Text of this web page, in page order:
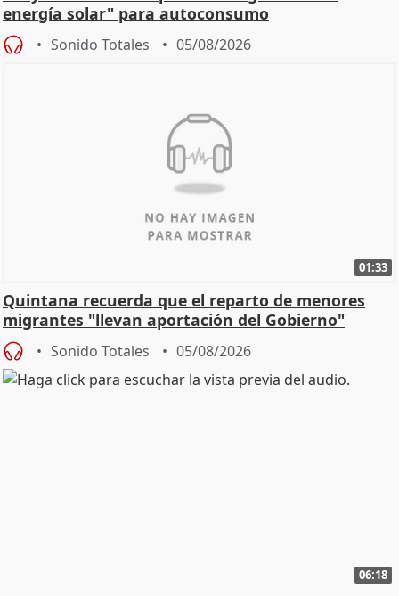
energía solar" para autoconsumo
Sonido Totales 05/08/2026
01:33
Quintana recuerda que el reparto de menores
migrantes "llevan aportación del Gobierno"
central
Sonido Totales 05/08/2026
06:18